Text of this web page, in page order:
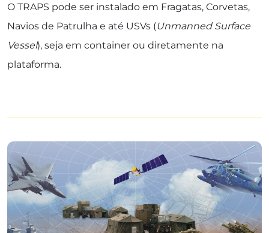
O TRAPS pode ser instalado em Fragatas, Corvetas,
Navios de Patrulha e até USVs (Unmanned Surface
Vessel), seja em container ou diretamente na
plataforma.